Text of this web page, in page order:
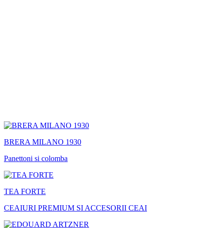
BRERA MILANO 1930
Panettoni si colomba
TEA FORTE
CEAIURI PREMIUM SI ACCESORII CEAI